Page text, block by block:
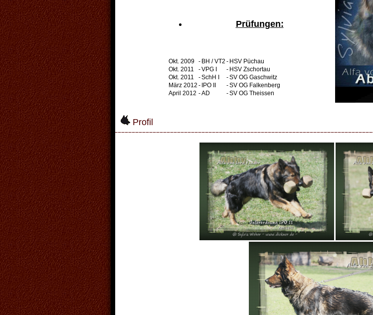
Prüfungen:
Okt. 2009 - BH / VT2 - HSV Püchau
Okt. 2011
-VPG I - HSV Zschortau
Okt. 2011
-SchH I -SV OG Gaschwitz
März 2012 - IPO II -SV OG Falkenberg
April 2012 -AD -SV OG Theissen
Profil